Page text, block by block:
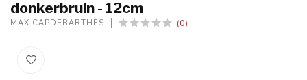
donkerbruin - 12cm
MAX CAPDEBARTHES (0)